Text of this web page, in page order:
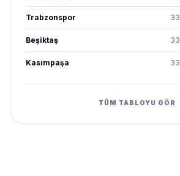
Trabzonspor 33
Beşiktaş 33
Kasımpaşa 33
TÜM TABLOYU GÖR